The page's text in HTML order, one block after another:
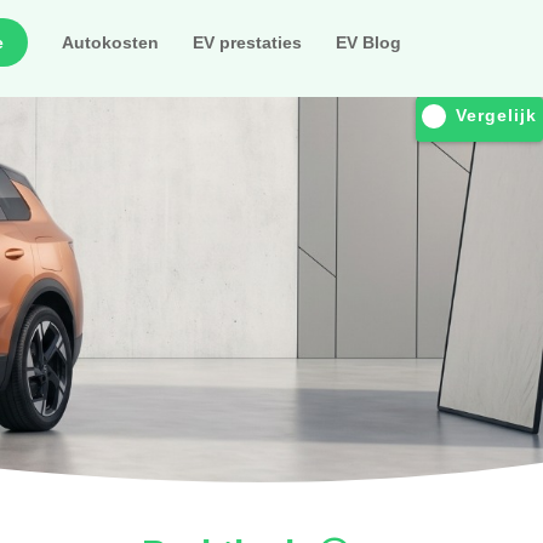
Autokosten EV prestaties EV Blog
Vergelijk